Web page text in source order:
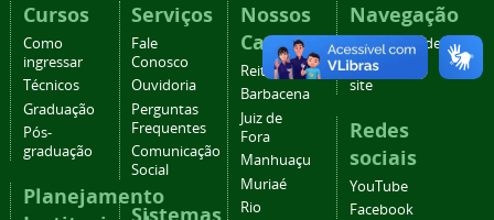
Cursos
Como
ingressar
Técnicos
Graduação
Pós-
graduação
Planejamento
Serviços
Fale
Conosco
Ouvidoria
Perguntas
Frequentes
Comunicação
Social
Nossos
Campi
Reitoria
Barbacena
Juiz de
Fora
Manhuaçu
Muriaé
Rio
Navegação
Acessibilidade
Mapa do
site
Redes
sociais
YouTube
Facebook